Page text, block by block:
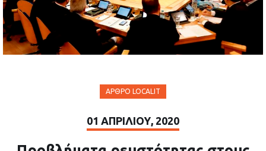
ΆΡΘΡΟ LOCALIT
01 ΑΠΡΙΛΊΟΥ, 2020